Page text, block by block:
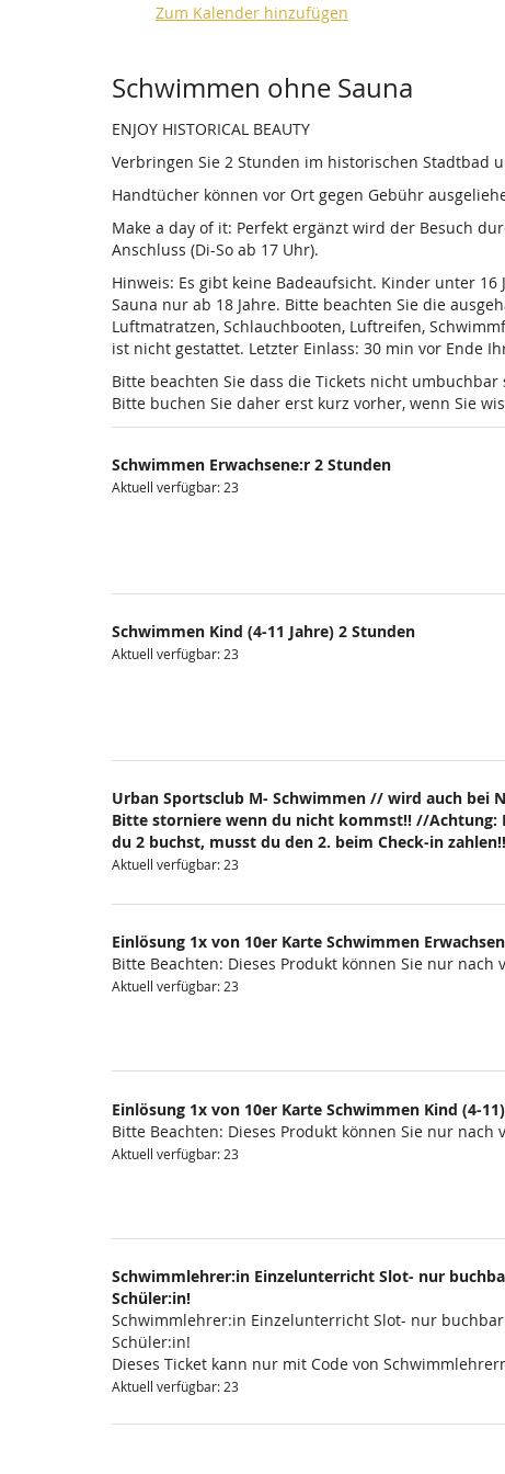
Zum Kalender hinzufügen
Produkte
Schwimmen ohne Sauna
ENJOY HISTORICAL BEAUTY
Verbringen Sie 2 Stunden im historischen Stadtbad
Handtücher können vor Ort gegen Gebühr
Make a day of it: Perfekt ergänzt wird der Besuch
Anschluss (Di-So ab 17 Uhr).
Hinweis: Es gibt keine Badeaufsicht. Kinder unter
Sauna nur ab 18 Jahre. Bitte beachten Sie die
Luftmatratzen, Schlauchbooten, Luftreifen,
ist nicht gestattet. Letzter Einlass: 30 min vor Ende
Bitte beachten Sie dass die Tickets nicht
Bitte buchen Sie daher erst kurz vorher, wenn Sie
Schwimmen Erwachsene:r 2 Stunden
Aktuell verfügbar: 23
Schwimmen Kind (4-11 Jahre) 2 Stunden
Aktuell verfügbar: 23
Urban Sportsclub M- Schwimmen // wird auch bei
Bitte storniere wenn du nicht kommst!! //Achtung:
du 2 buchst, musst du den 2. beim Check-in zahlen!!
Aktuell verfügbar: 23
Einlösung 1x von 10er Karte Schwimmen
Bitte Beachten: Dieses Produkt können Sie nur nach
Aktuell verfügbar: 23
Einlösung 1x von 10er Karte Schwimmen Kind (4-11)
Bitte Beachten: Dieses Produkt können Sie nur nach
Aktuell verfügbar: 23
Schwimmlehrer:in Einzelunterricht Slot- nur
Schüler:in!
Schwimmlehrer:in Einzelunterricht Slot- nur
Schüler:in!
Dieses Ticket kann nur mit Code von
Aktuell verfügbar: 23